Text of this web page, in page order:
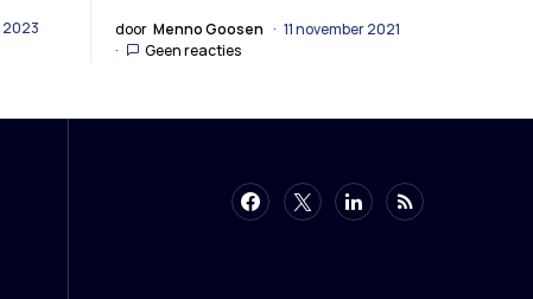
2023 door Menno Goosen
11 november 2021
Geen reacties